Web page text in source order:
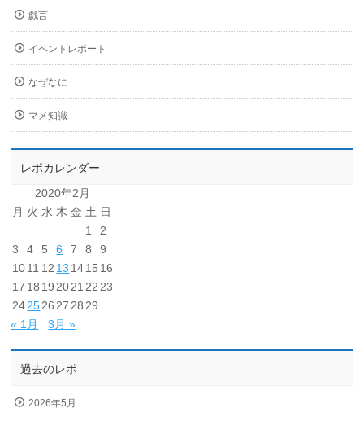
戯言
イベントレポート
なぜなに
マメ知識
レポカレンダー
2020年2月
月 火 水 木 金 土 日
1
2
3
4 5 6 7 8
9
1011 12 13 1415 16
17 18 19 2021 22 23
242526 27 28 29
« 1月
3月 »
過去のレポ
2026年5月